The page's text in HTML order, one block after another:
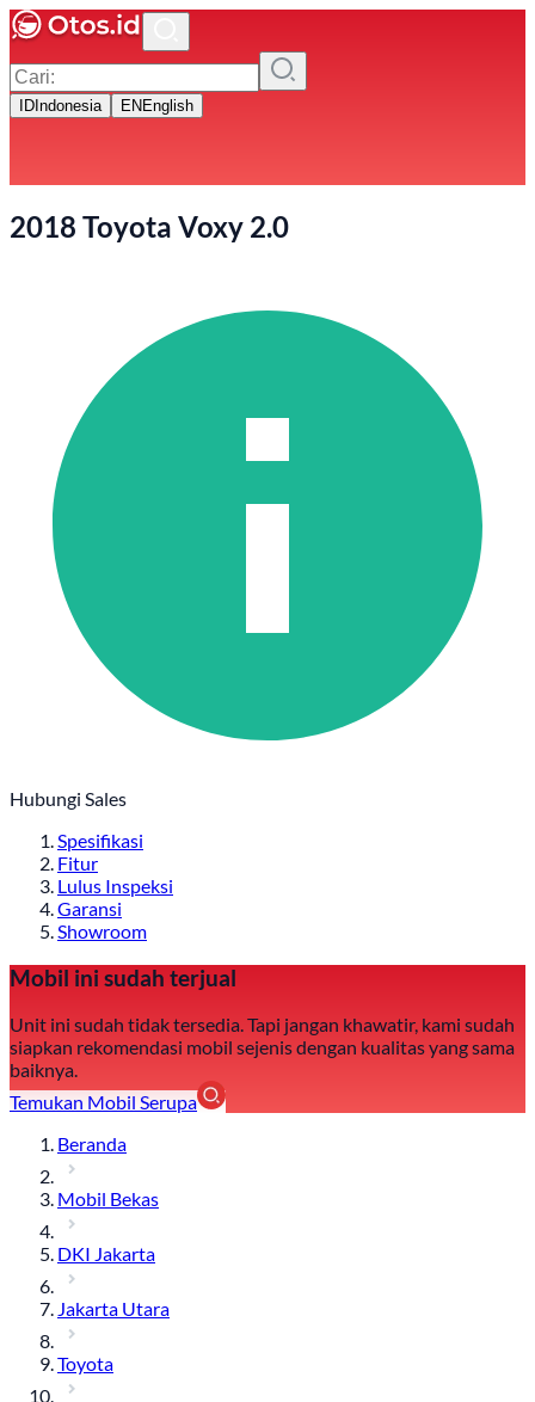
ID Indonesia EN English
2018 Toyota Voxy 2.0
Hubungi Sales
Spesifikasi
Fitur
Lulus Inspeksi
Garansi
Showroom
Mobil ini sudah terjual
Unit ini sudah tidak tersedia. Tapi jangan khawatir, kami sudah
siapkan rekomendasi mobil sejenis dengan kualitas yang sama
baiknya.
Temukan Mobil Serupa
Beranda
Mobil Bekas
DKI Jakarta
Jakarta Utara
Toyota